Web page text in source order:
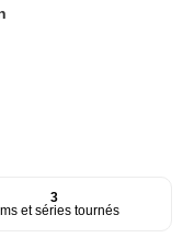
3
et séries tournés